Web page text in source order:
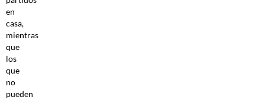
en
casa,
mientras
que
los
que
no
pueden